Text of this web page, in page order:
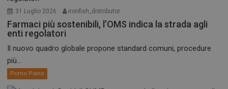
31 Luglio 2026 ironfish_distributor
Farmaci più sostenibili, l’OMS indica la strada agli
enti regolatori
Il nuovo quadro globale propone standard comuni, procedure
più...
Primo Piano